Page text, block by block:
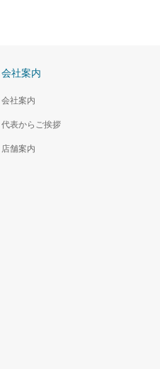
会社案内
会社案内
代表からご挨拶
店舗案内